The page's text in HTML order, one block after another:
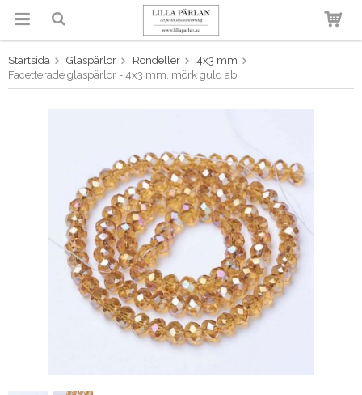
Produkten har blivit tillagd i
varukorgen
Startsida Glaspärlor Rondeller
4x3 mm
Facetterade glaspärlor - 4x3 mm, mörk guld ab